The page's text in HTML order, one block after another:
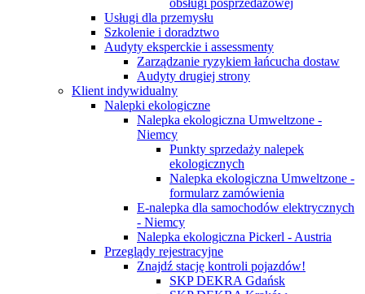
obsługi posprzedażowej
Usługi dla przemysłu
Szkolenie i doradztwo
Audyty eksperckie i assessmenty
Zarządzanie ryzykiem łańcucha dostaw
Audyty drugiej strony
Klient indywidualny
Nalepki ekologiczne
Nalepka ekologiczna Umweltzone -
Niemcy
Punkty sprzedaży nalepek
ekologicznych
Nalepka ekologiczna Umweltzone -
formularz zamówienia
E-nalepka dla samochodów elektrycznych
- Niemcy
Nalepka ekologiczna Pickerl - Austria
Przeglądy rejestracyjne
Znajdź stację kontroli pojazdów!
SKP DEKRA Gdańsk